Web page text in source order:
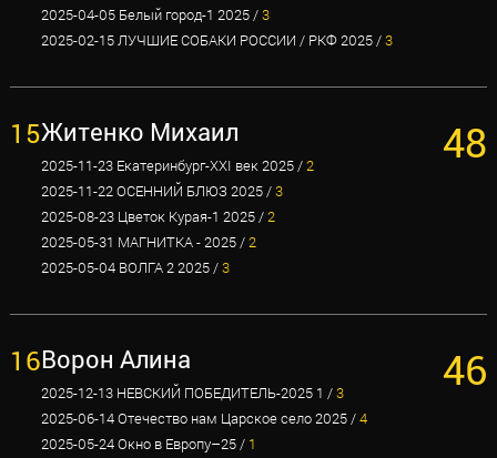
2025-04-05 Белый город-1 2025 /3
2025-02-15 ЛУЧШИЕ СОБАКИ РОССИИ / РКФ 2025 /3
15Житенко Михаил
2025-11-23 Екатеринбург-XXI век 2025 /2
2025-11-22 ОСЕННИЙ БЛЮЗ 2025 /3
2025-08-23 Цветок Курая-1 2025 /2
2025-05-31 МАГНИТКА - 2025 /2
2025-05-04 ВОЛГА 2 2025 /3
48
16Ворон Алина
2025-12-13 НЕВСКИЙ ПОБЕДИТЕЛЬ-2025 1 /3
2025-06-14 Отечество нам Царское село 2025 /4
2025-05-24 Окно в Европу–25 / 1
46